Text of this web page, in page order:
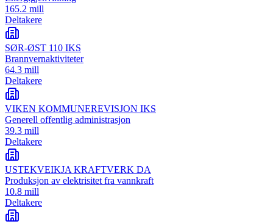
165.2 mill
Deltakere
SØR-ØST 110 IKS
Brannvernaktiviteter
64.3 mill
Deltakere
VIKEN KOMMUNEREVISJON IKS
Generell offentlig administrasjon
39.3 mill
Deltakere
USTEKVEIKJA KRAFTVERK DA
Produksjon av elektrisitet fra vannkraft
10.8 mill
Deltakere